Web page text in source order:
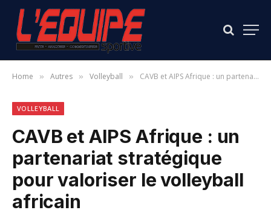
Home » Autres » Volleyball » CAVB et AIPS Afrique : un partenariat stratégique pour valoriser le volleyball africain
VOLLEYBALL
CAVB et AIPS Afrique : un
partenariat stratégique
pour valoriser le volleyball
africain